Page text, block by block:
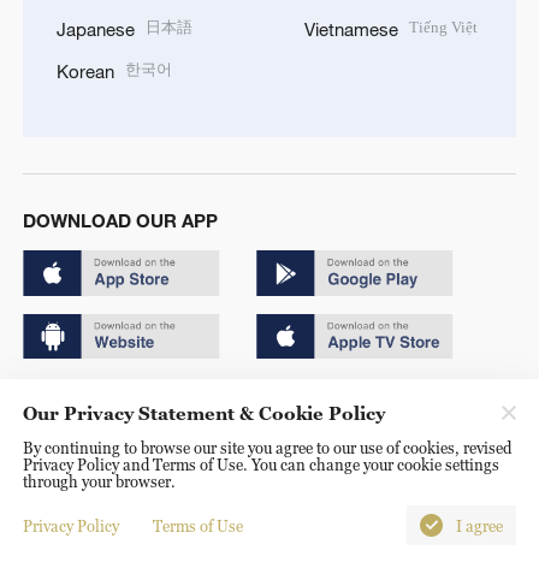
Japanese 日本語
Korean 한국어
Vietnamese Tiếng Việt
DOWNLOAD OUR APP
京ICP备20000184号
京公网安备 11010502050052号
Disinformation report hotline: 010-85061466
Our Privacy Statement & Cookie Policy
By continuing to browse our site you agree to our use of cookies, revised
Privacy Policy and Terms of Use. You can change your cookie settings
through your browser.
Privacy Policy Terms of Use I agree